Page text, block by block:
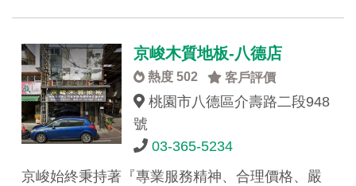
京峻木質地板-八德店
熱度 502 客戶評價
桃園市八德區介壽路二段948
號
03-365-5234
京峻始終秉持著『專業服務精神、合理價格、嚴